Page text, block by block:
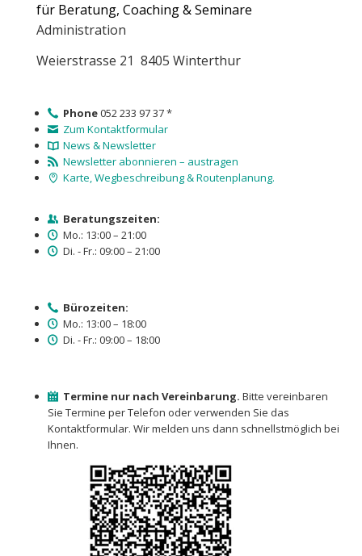
für Beratung, Coaching & Seminare
Administration
Weierstrasse 21 8405 Winterthur
Phone052 233 97 37 *
Zum Kontaktformular
News & Newsletter
Newsletter abonnieren – austragen
Karte, Wegbeschreibung & Routenplanung.
Beratungszeiten:
Mo.: 13:00 – 21:00
Di. - Fr.: 09:00 – 21:00
Bürozeiten:
Mo.: 13:00 – 18:00
Di. - Fr.: 09:00 – 18:00
Termine nur nach Vereinbarung. Bitte vereinbaren
Sie Termine per Telefon oder verwenden Sie das
Kontaktformular. Wir melden uns dann schnellstmöglich bei
Ihnen.